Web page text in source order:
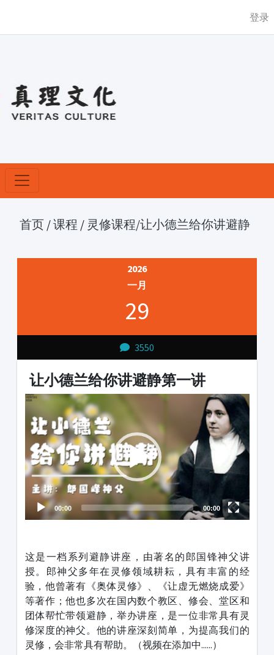
登录
首页 /课程 / 灵修课程/让小德兰给你讲避静
2026
一月
29
3550
让小德兰给你讲避静第一讲
Video
Player
00:00 00:00
这是一档系列避静讲座，由著名的郎国锋神父讲
授。郎神父多年在灵修领域耕耘，具有丰富的经
验，他曾著有《奥体灵修》、《让虚无燃烧成爱》
等著作；他也多次在国内数个教区、修会、堂区和
团体帮忙带领避静，举办讲座，是一位非常具有灵
修深度的神父。他的讲座深刻简单，为提高我们的
灵修，会非常具有帮助。（视频在添加中......）